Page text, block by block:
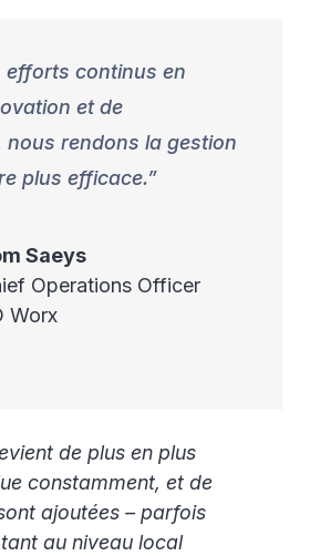
efforts continus en
et de
nous rendons la gestion
plus efficace.
Saeys
Operations Officer
Worx
de plus en plus
constamment, et de
ajoutées – parfois
au niveau local